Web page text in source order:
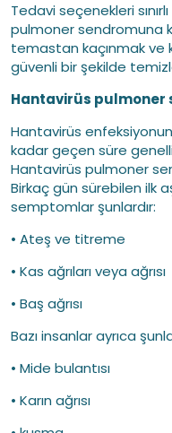
Tedavi seçenekleri
pulmoner sendromuna
temastan kaçınmak ve
güvenli bir şekilde
Hantavirüs
Hantavirüs
kadar geçen süre
Hantavirüs pulmoner
Birkaç gün sürebilen ilk
semptomlar şunlardır:
• Ateş ve titreme
• Kas ağrıları veya ağrısı
• Baş ağrısı
Bazı insanlar ayrıca
• Mide bulantısı
• Karın ağrısı